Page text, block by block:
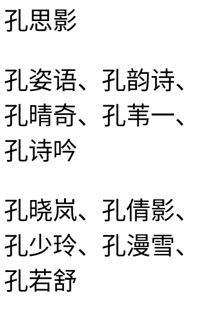
孔思影
孔姿语、孔韵诗、
孔晴奇、孔苇一、
孔诗吟
孔晓岚、孔倩影、
孔少玲、孔漫雪、
孔若舒